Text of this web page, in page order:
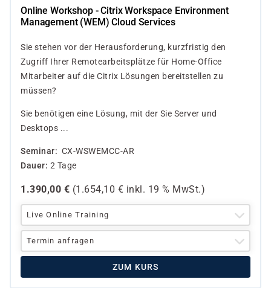
Online Workshop - Citrix Workspace Environment
Management (WEM) Cloud Services
Sie stehen vor der Herausforderung, kurzfristig den
Zugriff Ihrer Remotearbeitsplätze für Home-Office
Mitarbeiter auf die Citrix Lösungen bereitstellen zu
müssen?
Sie benötigen eine Lösung, mit der Sie Server und
Desktops ...
Seminar
CX-WSWEMCC-AR
Dauer 2 Tage
1.390,00 € (1.654,10 € inkl. 19 % MwSt.)
Live Online Training
Termin anfragen
ZUM KURS